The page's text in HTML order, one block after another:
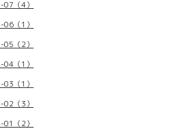
（4）
（1）
（2）
（1）
（1）
（3）
（2）